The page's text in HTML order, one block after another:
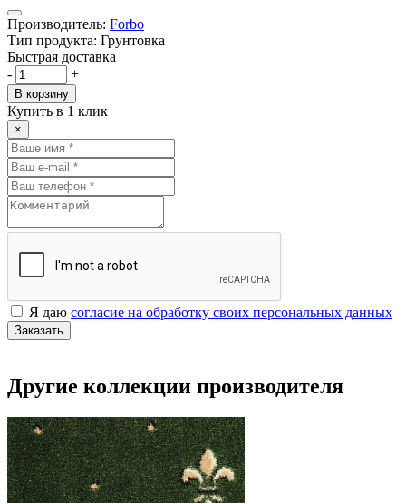
Производитель: Forbo
Тип продукта: Грунтовка
Быстрая доставка
-
+
В корзину
Купить в 1 клик
×
Я даю согласие на обработку своих персональных данных
Заказать
Другие коллекции производителя